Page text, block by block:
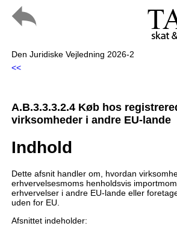
Den Juridiske Vejledning 2026-2
<<
A.B.3.3.3.2.4 Køb hos
virksomheder i andre EU-lande
Indhold
Dette afsnit handler om, hvordan
erhvervelsesmoms henholdsvis
erhvervelser i andre EU-lande eller
uden for EU.
Afsnittet indeholder: